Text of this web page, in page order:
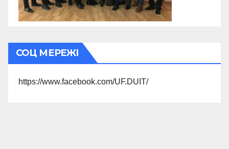
СОЦ МЕРЕЖІ
https://www.facebook.com/UF.DUIT/